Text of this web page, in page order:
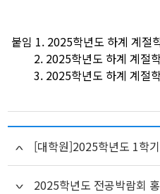
붙임 1. 2025학년도 하계 계절
2. 2025학년도 하계 계절
3. 2025학년도 하계 계절학
[대학원]2025학년도 1학
2025학년도 전공박람회